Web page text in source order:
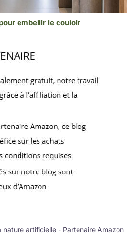
embellir le couloir
artificielle - Partenaire Amazon